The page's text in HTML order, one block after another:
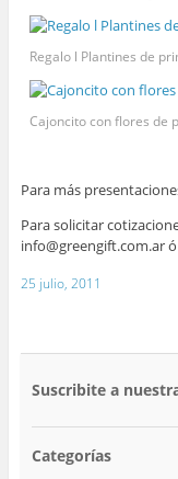
Regalo l Plantines de
Cajoncito con flores de
Para más
Para solicitar
info@greengift.com.ar
25 julio, 2011
Suscribite a
Categorías